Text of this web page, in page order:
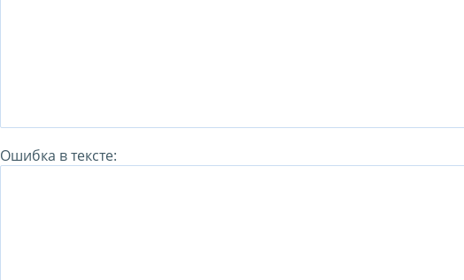
Ошибка в тексте: